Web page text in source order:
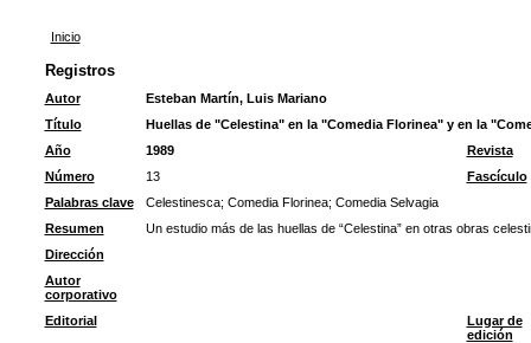
Inicio
Registros
Autor
Esteban Martín, Luis Mariano
Título
Huellas de "Celestina" en la "Comedia Florinea" y en la
Año
1989
Revista
Número
13
Fascículo
Palabras clave
Celestinesca; Comedia Florinea; Comedia Selvagia
Resumen
Un estudio más de las huellas de “Celestina” en otras obras
Dirección
Autor
corporativo
Editorial
Lugar de
edición